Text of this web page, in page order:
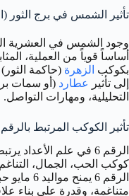
تأثير الشمس في برج الثور
أساساً قوياً من العملية،
بكوكب الزهرة (حاكمة
إلى تأثير
عطارد (أو سمات
التحليلية، ومهارات التواصل.
تأثير الكوكب المرتبط بالرقم الأساسي 6
الرقم 6 في علم الأعداد يرتبط غالباً بكوكب
كوكب الحب، الجمال،
الرقم 6
متناغمة، وقدرة على بناء